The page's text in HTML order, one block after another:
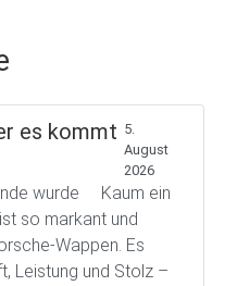
es kommt 5.
August
2026
wurde Kaum ein
so markant und
Wappen. Es
Leistung und Stolz –